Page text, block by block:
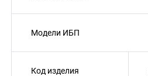
Модели ИБП
Код изделия